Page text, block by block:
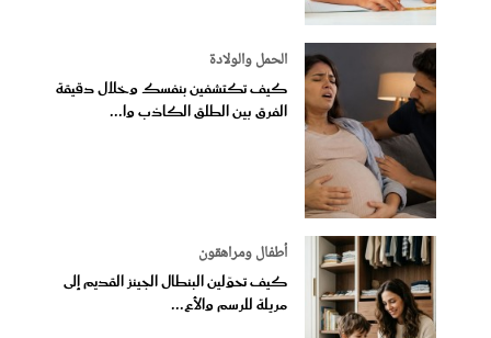
الحمل والولادة
كيف تكتشفين بنفسك وخلال دقيقة
الفرق بين الطلق الكاذب وا...
أطفال ومراهقون
كيف تحوّلين البنطال الجينز القديم إلى
مريلة للرسم والأع...